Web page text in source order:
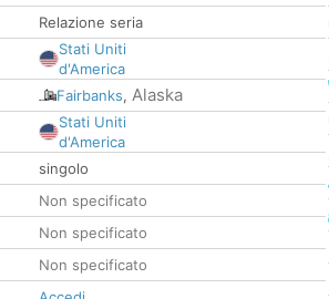
Relazione seria
Stati Uniti
d'America
Fairbanks, Alaska
Stati Uniti
d'America
singolo
Non specificato
Non specificato
Non specificato